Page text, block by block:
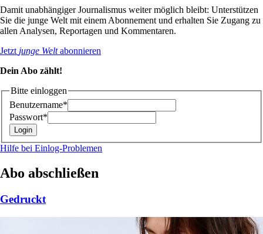
Damit unabhängiger Journalismus weiter möglich bleibt: Unterstützen
Sie die junge Welt mit einem Abonnement und erhalten Sie Zugang zu
allen Analysen, Reportagen und Kommentaren.
Jetzt junge Weltabonnieren
Dein Abo zählt!
Bitte einloggen
Benutzername*
Passwort*
Hilfe bei Einlog-Problemen
Abo abschließen
Gedruckt